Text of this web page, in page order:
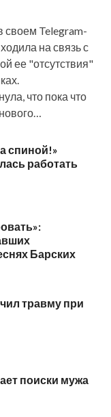
своем Telegram-
на связь с
ее "отсутствия"
что пока что
спиной!»
работать
Барских
травму при
поиски мужа